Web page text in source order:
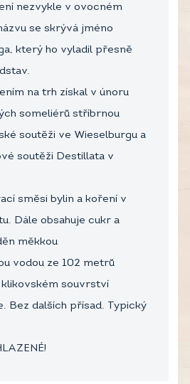
nezvykle v ovocném
se skrývá jméno
který ho vyladil přesně
na trh získal v únoru
someliérů stříbrnou
soutěži ve Wieselburgu a
soutěži Destillata v
směsi bylin a koření v
Dále obsahuje cukr a
měkkou
vodou ze 102 metrů
souvrství
Bez dalších přísad. Typický